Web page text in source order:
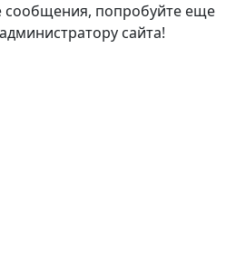
сообщения, попробуйте еще
сайта!